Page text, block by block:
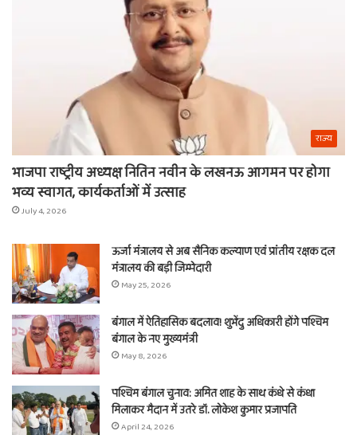
राज्य
भाजपा राष्ट्रीय अध्यक्ष नितिन नवीन के लखनऊ आगमन पर होगा
भव्य स्वागत, कार्यकर्ताओं में उत्साह
July 4, 2026
ऊर्जा मंत्रालय से अब सैनिक कल्याण एवं प्रांतीय रक्षक दल
मंत्रालय की बड़ी जिम्मेदारी
May 25, 2026
बंगाल में ऐतिहासिक बदलाव! शुभेंदु अधिकारी होंगे पश्चिम
बंगाल के नए मुख्यमंत्री
May 8, 2026
पश्चिम बंगाल चुनाव: अमित शाह के साथ कंधे से कंधा
मिलाकर मैदान में उतरे डॉ. लोकेश कुमार प्रजापति
April 24, 2026